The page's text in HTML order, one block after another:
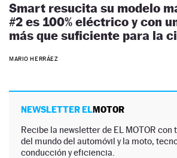
Smart resucita su modelo
#2 es 100% eléctrico y con
más que suficiente para la
MARIO HERRÁEZ
NEWSLETTER ELMOTOR
Recibe la newsletter de EL MOTOR
del mundo del automóvil y la moto,
conducción y eficiencia.